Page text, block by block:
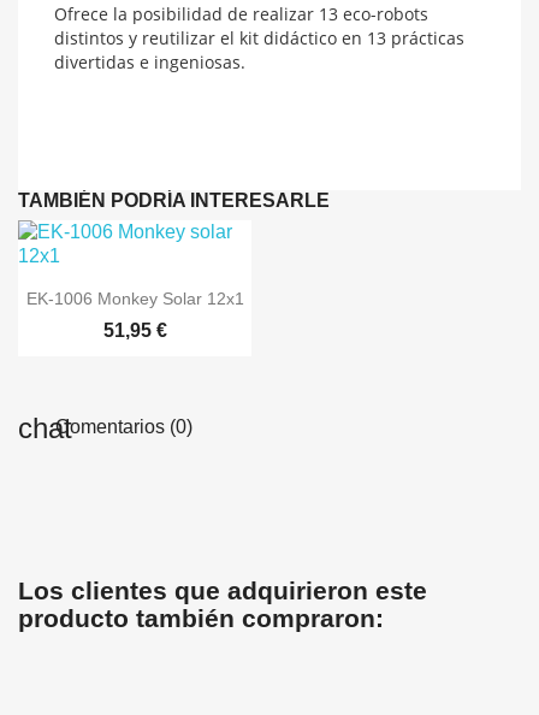
Ofrece la posibilidad de realizar 13 eco-robots
distintos y reutilizar el kit didáctico en 13 prácticas
divertidas e ingeniosas.
TAMBIÉN PODRÍA INTERESARLE
 Vista rápida
EK-1006 Monkey Solar 12x1
51,95 €
Comentarios (0)
Los clientes que adquirieron este
producto también compraron: